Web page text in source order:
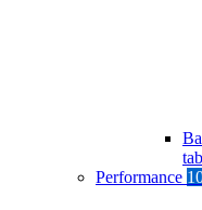
Performance